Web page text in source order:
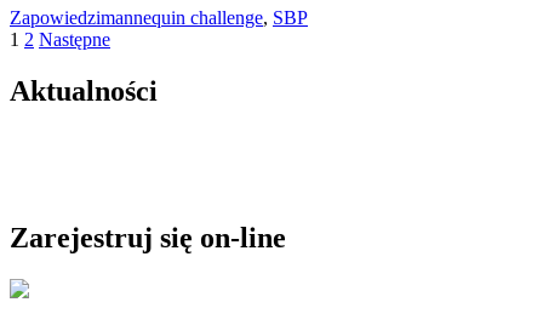
Zapowiedzimannequin challenge, SBP
Stronicowanie
wpisów
1 2 Następne
Aktualności
Zarejestruj się on-line